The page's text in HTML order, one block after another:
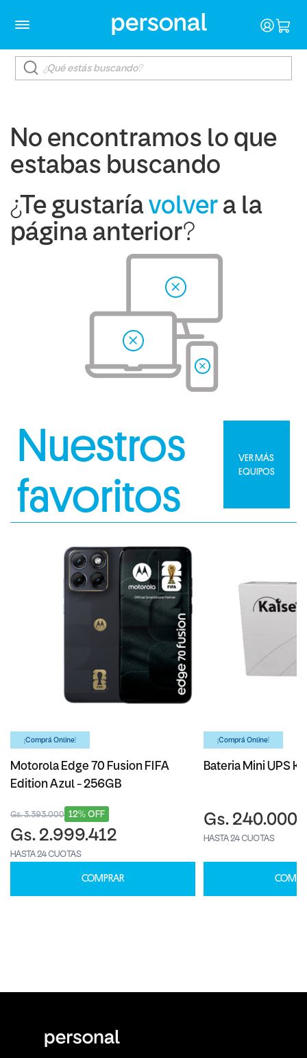
No encontramos lo que
estabas buscando
¿Te gustaría volver a la
página anterior?
Nuestros
favoritos
VER MÁS
EQUIPOS
¡Comprá Online!
Motorola Edge 70 Fusion FIFA
Edition Azul - 256GB
12% OFF
Gs. 3.393.000
Gs. 2.999.412
HASTA 24 CUOTAS
COMPRAR
¡Comprá Online!
Bateria Mini UPS
Gs. 240.000
HASTA 24 CUOTAS